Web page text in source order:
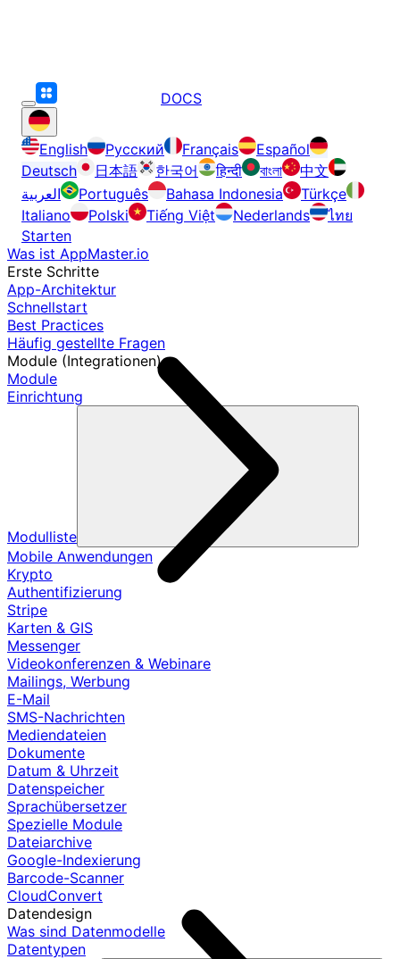
DOCS
English Русский Français
Español
Deutsch
日本語 한국어 हिन्दी বাংলা
中文
العربية
Português Bahasa Indonesia
Türkçe
Italiano
Polski Tiếng Việt Nederlands
ไทย
Starten
Was ist AppMaster.io
Erste Schritte
App-Architektur
Schnellstart
Best Practices
Häufig gestellte Fragen
Module (Integrationen)
Module
Einrichtung
Modulliste
Mobile Anwendungen
Krypto
Authentifizierung
Stripe
Karten & GIS
Messenger
Videokonferenzen & Webinare
Mailings, Werbung
E-Mail
SMS-Nachrichten
Mediendateien
Dokumente
Datum & Uhrzeit
Datenspeicher
Sprachübersetzer
Spezielle Module
Dateiarchive
Google-Indexierung
Barcode-Scanner
CloudConvert
Datendesign
Was sind Datenmodelle
Datentypen